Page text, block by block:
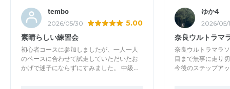
tembo
2026/05/30 5.00
素晴らしい練習会
初心者コースに参加しましたが、一人一人
のペースに合わせて試走していただいたお
かげで迷子にならずにすみました。 中級…
ゆか4
2026/05/
奈良ウルトラマ
奈良ウルトラマラ
目まで無事に走り
今後のステップア